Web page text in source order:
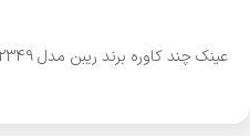
عینک چند کاوره برند ریبن مدل T2349